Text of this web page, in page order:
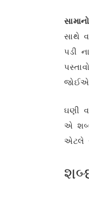
સાથે
પડી
ઘણી
એ
એટલે